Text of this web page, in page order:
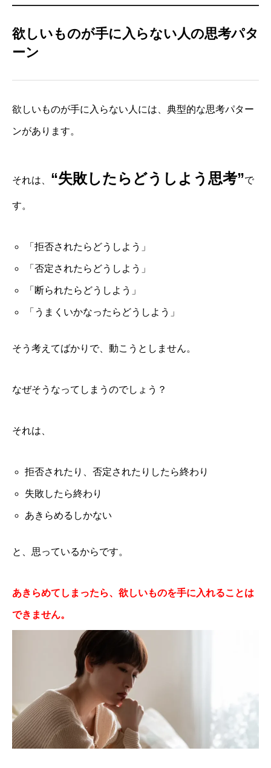
欲しいものが手に入らない人の思考パタ
ーン
欲しいものが手に入らない人には、典型的な思考パター
ンがあります。
それは、 “失敗したらどうしよう思考”で
す。
「拒否されたらどうしよう」
「否定されたらどうしよう」
「断られたらどうしよう」
「うまくいかなったらどうしよう」
そう考えてばかりで、動こうとしません。
なぜそうなってしまうのでしょう？
それは、
拒否されたり、否定されたりしたら終わり
失敗したら終わり
あきらめるしかない
と、思っているからです。
あきらめてしまったら、欲しいものを手に入れることは
できません。